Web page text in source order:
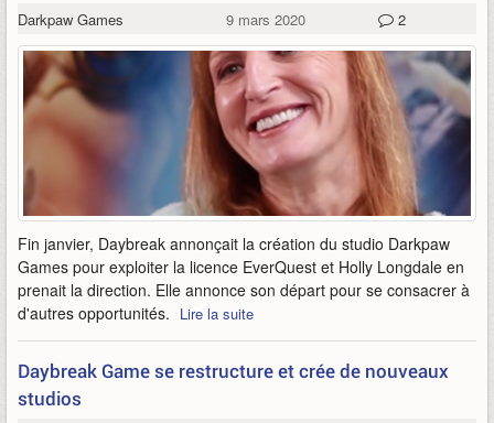
Darkpaw Games 9 mars 2020 2
Fin janvier, Daybreak annonçait la création du studio Darkpaw
Games pour exploiter la licence EverQuest et Holly Longdale en
prenait la direction. Elle annonce son départ pour se consacrer à
d'autres opportunités. Lire la suite
Daybreak Game se restructure et crée de nouveaux
studios